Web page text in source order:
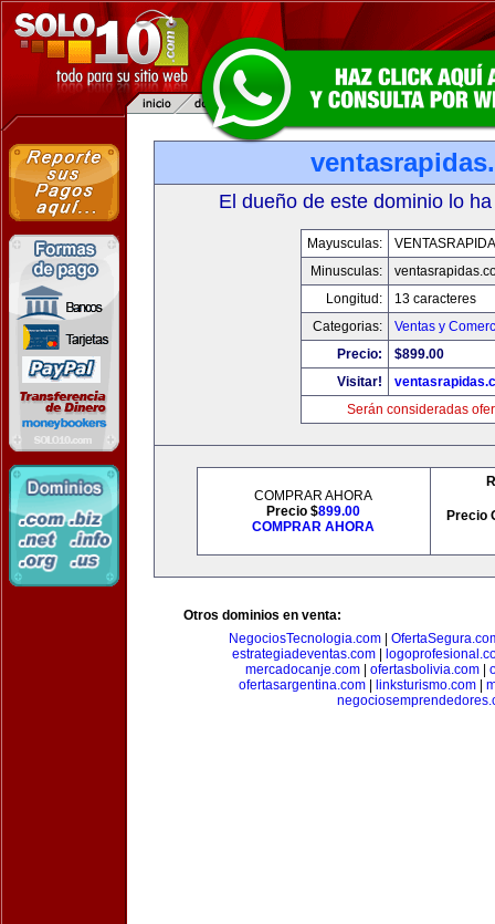
El dueño de este dominio lo
Mayusculas:
Minusculas:
Longitud:
13 caracteres
Categorias:
Ventas y
Precio:
$899.00
Visitar!
Serán consideradas
COMPRAR AHORA
Precio $899.00
COMPRAR AHORA
Precio
Otros dominios en venta:
NegociosTecnologia.com
estrategiadeventas.com|
mercadocanje.com
ofertasbolivia.com
ofertasargentina.com| linksturismo.com|